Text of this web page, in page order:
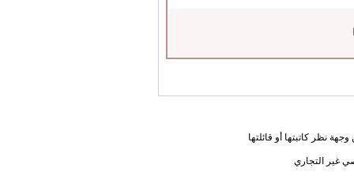
نظر كاتبتها أو قائلتها
غير التجاري